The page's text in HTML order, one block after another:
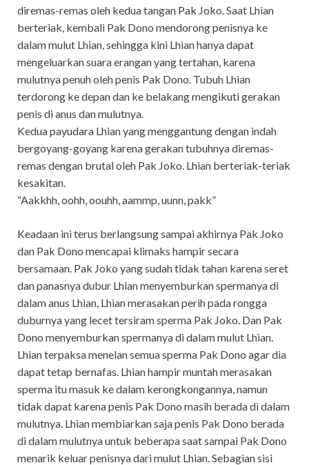
diremas-remas oleh kedua tangan Pak Joko. Saat Lhian
berteriak, kembali Pak Dono mendorong penisnya ke
dalam mulut Lhian, sehingga kini Lhian hanya dapat
mengeluarkan suara erangan yang tertahan, karena
mulutnya penuh oleh penis Pak Dono. Tubuh Lhian
terdorong ke depan dan ke belakang mengikuti gerakan
penis di anus dan mulutnya.
Kedua payudara Lhian yang menggantung dengan indah
bergoyang-goyang karena gerakan tubuhnya diremas-
remas dengan brutal oleh Pak Joko. Lhian berteriak-teriak
kesakitan.
“Aakkhh, oohh, oouhh, aammp, uunn, pakk”
Keadaan ini terus berlangsung sampai akhirnya Pak Joko
dan Pak Dono mencapai klimaks hampir secara
bersamaan. Pak Joko yang sudah tidak tahan karena seret
dan panasnya dubur Lhian menyemburkan spermanya di
dalam anus Lhian, Lhian merasakan perih pada rongga
duburnya yang lecet tersiram sperma Pak Joko. Dan Pak
Dono menyemburkan spermanya di dalam mulut Lhian.
Lhian terpaksa menelan semua sperma Pak Dono agar dia
dapat tetap bernafas. Lhian hampir muntah merasakan
sperma itu masuk ke dalam kerongkongannya, namun
tidak dapat karena penis Pak Dono masih berada di dalam
mulutnya. Lhian membiarkan saja penis Pak Dono berada
di dalam mulutnya untuk beberapa saat sampai Pak Dono
menarik keluar penisnya dari mulut Lhian. Sebagian sisi